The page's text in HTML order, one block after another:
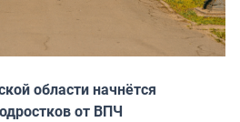
области начнётся
от ВПЧ